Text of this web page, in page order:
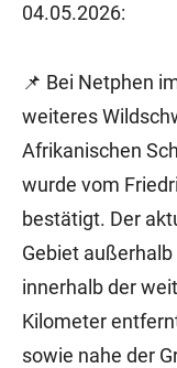
04.05.2026:
📌 Bei Netphen
weiteres
Afrikanischen
wurde vom
bestätigt. Der
Gebiet
innerhalb der
Kilometer
sowie nahe der